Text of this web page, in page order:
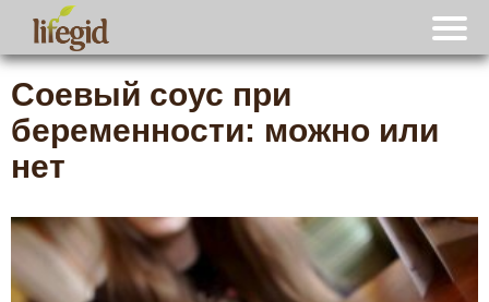
Соевый соус при
беременности: можно или
нет